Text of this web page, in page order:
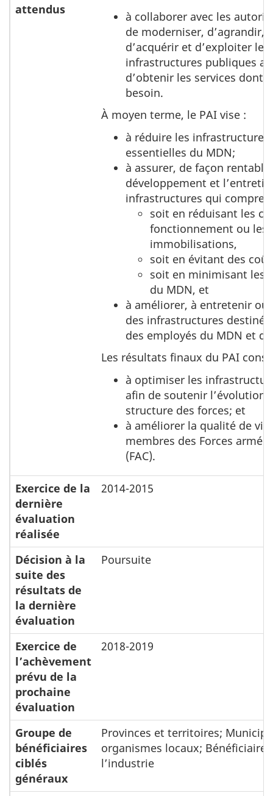
attendus
à collaborer avec les
de moderniser, d’agrandir,
d’acquérir et d’exploiter les
infrastructures publiques
d’obtenir les services dont
besoin.
À moyen terme, le PAI vise :
à réduire les infrastructures
essentielles du MDN;
à assurer, de façon
développement et
infrastructures qui
soit en réduisant les
fonctionnement ou les
immobilisations,
soit en évitant des
soit en minimisant les
du MDN, et
à améliorer, à entretenir ou
des infrastructures
des employés du MDN et
Les résultats finaux du PAI
à optimiser les
afin de soutenir l’évolution
structure des forces; et
à améliorer la qualité de vie
membres des Forces
(FAC).
Exercice de la
dernière
évaluation
réalisée
2014-2015
Décision à la
suite des
résultats de
la dernière
évaluation
Poursuite
Exercice de
l’achèvement
prévu de la
prochaine
évaluation
2018-2019
Groupe de
bénéficiaires
ciblés
généraux
Provinces et territoires;
organismes locaux;
l’industrie